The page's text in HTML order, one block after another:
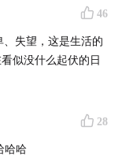
46
似没什么起伏的日
28
哈哈